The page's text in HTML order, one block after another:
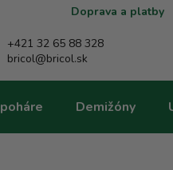
Doprava a platby
+421 32 65 88 328
bricol@bricol.sk
Demižóny